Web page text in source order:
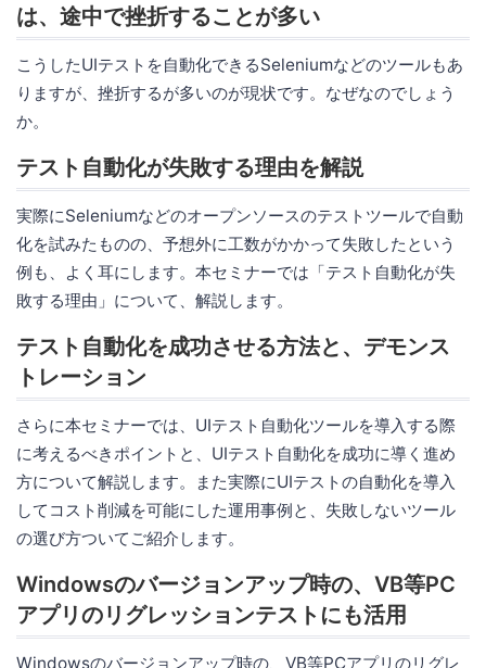
は、途中で挫折することが多い
こうしたUIテストを自動化できるSeleniumなどのツールもあ
りますが、挫折するが多いのが現状です。なぜなのでしょう
か。
テスト自動化が失敗する理由を解説
実際にSeleniumなどのオープンソースのテストツールで自動
化を試みたものの、予想外に工数がかかって失敗したという
例も、よく耳にします。本セミナーでは「テスト自動化が失
敗する理由」について、解説します。
テスト自動化を成功させる方法と、デモンス
トレーション
さらに本セミナーでは、UIテスト自動化ツールを導入する際
に考えるべきポイントと、UIテスト自動化を成功に導く進め
方について解説します。また実際にUIテストの自動化を導入
してコスト削減を可能にした運用事例と、失敗しないツール
の選び方ついてご紹介します。
Windowsのバージョンアップ時の、VB等PC
アプリのリグレッションテストにも活用
Windowsのバージョンアップ時の、VB等PCアプリのリグレ